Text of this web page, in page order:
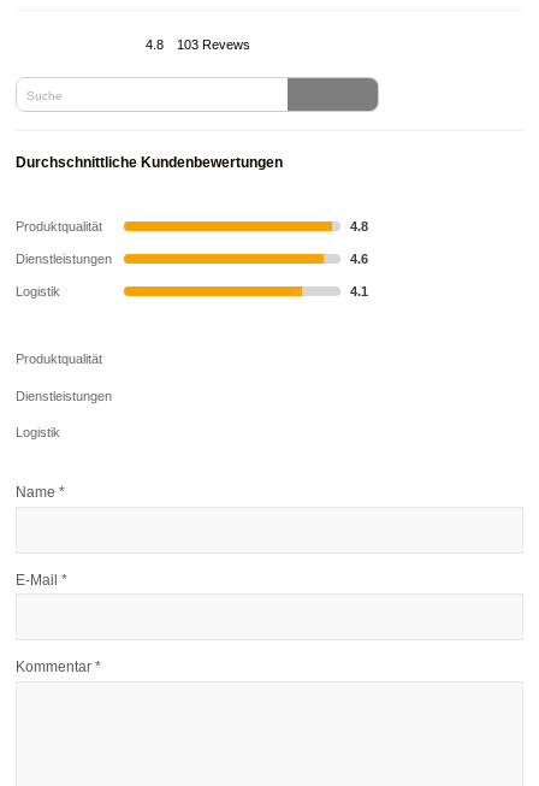
4.8 103 Revews
Durchschnittliche Kundenbewertungen
Produktqualität 4.8
Dienstleistungen 4.6
Logistik 4.1
Produktqualität
Dienstleistungen
Logistik
Kommentar*
Name*
E-Mail*